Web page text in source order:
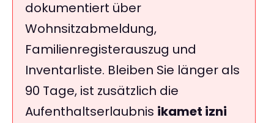
dokumentiert über
Wohnsitzabmeldung,
Familienregisterauszug und
Inventarliste. Bleiben Sie länger als
90 Tage, ist zusätzlich die
Aufenthaltserlaubnis ikamet izni